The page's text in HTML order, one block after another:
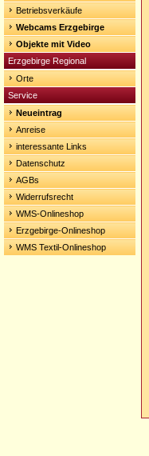
Betriebsverkäufe
Webcams Erzgebirge
Objekte mit Video
Erzgebirge Regional
Orte
Service
Neueintrag
Anreise
interessante Links
Datenschutz
AGBs
Widerrufsrecht
WMS-Onlineshop
Erzgebirge-Onlineshop
WMS Textil-Onlineshop